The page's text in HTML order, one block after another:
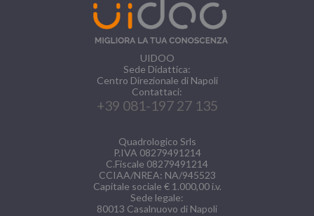
UIDOO
Sede Didattica:
Centro Direzionale di Napoli
Contattaci:
+39 081-197 27 135
Quadrologico Srls
P.IVA 08279491214
C.Fiscale 08279491214
CCIAA/NREA: NA/945523
Capitale sociale € 1.000,00 i.v.
Sede legale:
80013 Casalnuovo di Napoli